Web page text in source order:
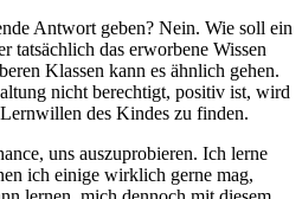
Antwort geben? Nein. Wie soll ein
tatsächlich das erworbene Wissen
Klassen kann es ähnlich gehen.
nicht berechtigt, positiv ist, wird
des Kindes zu finden.
uns auszuprobieren. Ich lerne
ich einige wirklich gerne mag,